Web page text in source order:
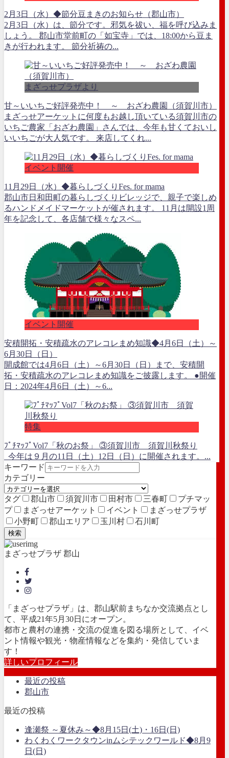
2月3日（水）◆節分豆まきのお知らせ（郡山市）
2月3日（水）は、節分です。邪気を祓い、福を呼び込みま
しょう。 郡山市堂前町の「如宝寺」では、18:00から豆ま
きが行われます。 節分祈祷の...
まざっせプラザより
甘～いいちご好評発売中！ ～ おざわ農園（須賀川市）
まざっせアーケットに何度もお越し頂いている須賀川市の
いちご農家「おざわ農園」さんでは、今年も甘くておいし
いいちごが大人気です。 来店してくれ...
イベント開催
11月29日（水）◆暮らしづくりFes. for mama
郡山市日和田町の暮らしづくりビレッジで、親子で楽しめ
るハンドメイドマーケットが催されます。 11月は開設1周
年を記念して、各店舗で様々なスペ...
イベント開催
安積開拓・安積疏水のアレコレまめ知識◆4月6日（土）～
6月30日（日）
開成館では4月6日（土）～6月30日（日）まで、安積開
拓・安積疏水のアレコレまめ知識をご披露します。 ●開催
日：2024年4月6日（土）～6...
特集
ﾌﾟﾁﾏｯﾌﾟVol7「秋のお祭」 ③須賀川市 須賀川秋祭り
今年は９月の11日（土）12日（日）に開催されます。...
キーワード
カテゴリー
タグ 郡山市 須賀川市 田村市 三春町
プチマッ
プ
まざっせアーケット イベント
まざっせプラザ
小野町
郡山エリア 玉川村 石川町
検索
まざっせプラザ 郡山
「まざっせプラザ」は、郡山駅前まちなか交流拠点とし
て、平成21年5月30日にオープン。
都市と農村の連携・交流の促進を図る場所として、イベ
ント情報や観光・物産情報などを集約・発信していま
す！
詳しいプロフィール
最近の投稿
郡山市
最近の投稿
逢瀬祭 ～夏休み～◆8月15日(土)・16日(日)
わくわくワークタウンinムシテックワールド◆8月9
日(日)